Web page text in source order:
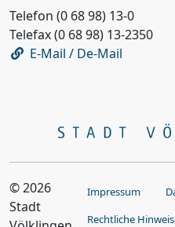
Telefon (0 68 98) 13-0
Telefax (0 68 98) 13-2350
E-Mail / De-Mail
© 2026
Stadt
Impressum
Rechtliche